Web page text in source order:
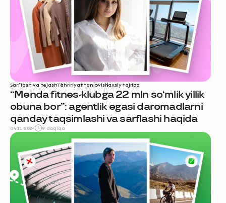
Sarflash va tejashTahririyat tanlovishaxsiy tajriba
“Menda fitnes-klubga 22 mln so‘mlik yillik
obuna bor”: agentlik egasi daromadlarni
qanday taqsimlashi va sarflashi haqida
04.11.2024 9 daqiqa